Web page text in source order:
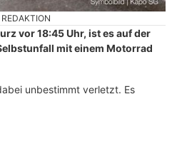
vor 18:45 Uhr, ist es auf der
mit einem Motorrad
unbestimmt verletzt. Es